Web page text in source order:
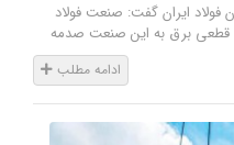
فولاد ایران گفت: صنعت فولاد
اما قطعی برق به این صنعت صدمه
ادامه مطلب